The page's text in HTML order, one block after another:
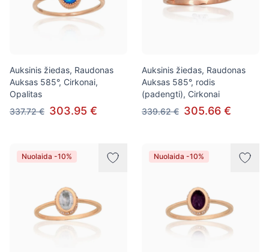
Auksinis žiedas, Raudonas
Auksas 585°, Cirkonai,
Opalitas
337.72 € 303.95 €
Auksinis žiedas, Raudonas
Auksas 585°, rodis
(padengti), Cirkonai
339.62 € 305.66 €
Nuolaida -10% Nuolaida -10%